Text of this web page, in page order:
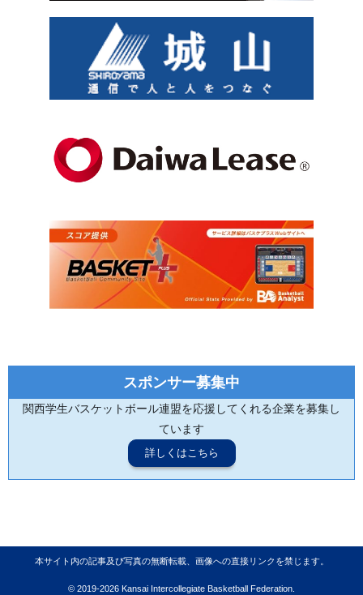
スポンサー募集中
関西学生バスケットボール連盟を応援してくれる企業を募集し
ています
詳しくはこちら
本サイト内の記事及び写真の無断転載、画像への直接リンクを禁じます。
© 2019-2026 Kansai Intercollegiate Basketball Federation.